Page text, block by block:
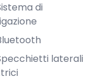
Bluetooth